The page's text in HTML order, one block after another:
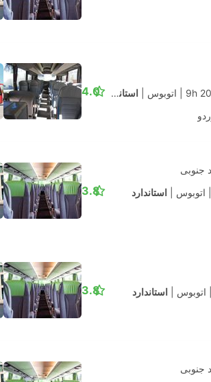
9h
اتوبوس استاندارد تهویه مطبوع 4.0
جنوبی
اتوبوس استاندارد 3.8
اتوبوس استاندارد 3.8
جنوبی